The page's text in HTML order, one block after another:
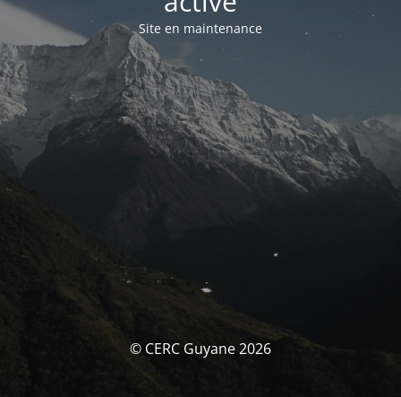
Site en maintenance
© CERC Guyane 2026